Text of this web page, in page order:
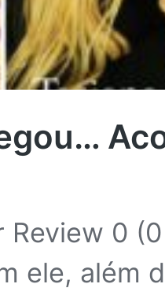
Review 0
ele, além